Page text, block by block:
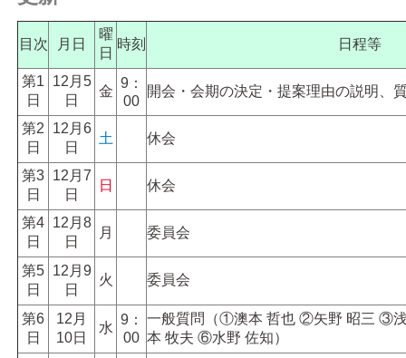
FAQ
アクセス
目次 月日
曜
日
時刻 日程等
第1
日
12月5
日
金
9：
00
開会・会期の決定・提案理由の説明、
第2
日
12月6
日
土 休会
第3
日
12月7
日
日 休会
第4
日
12月8
日
月 委員会
第5
日
12月9
日
火 委員会
第6
日
12月
10日
水
9：
00
一般質問（①澳本 哲也 ②矢野 昭三 ③
本 牧夫 ⑥水野 佐知）